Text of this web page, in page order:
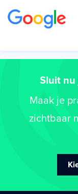
Sluit nu
Maak je
zichtbaar